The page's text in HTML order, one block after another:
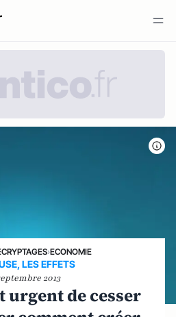
›ECONOMIE
LES EFFETS
2013
urgent de cesser